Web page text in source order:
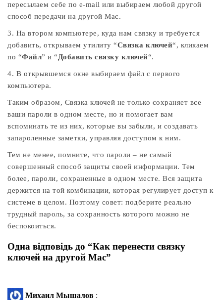
пересылаем себе по e-mail или выбираем любой другой
способ передачи на другой Mac.
3. На втором компьютере, куда нам связку и требуется
добавить, открываем утилиту “Связка ключей“, кликаем
по “Файл” и “Добавить связку ключей“.
4. В открывшемся окне выбираем файл с первого
компьютера.
Таким образом, Связка ключей не только сохраняет все
ваши пароли в одном месте, но и помогает вам
вспоминать те из них, которые вы забыли, и создавать
запароленные заметки, управляя доступом к ним.
Тем не менее, помните, что пароли – не самый
совершенный способ защиты своей информации. Тем
более, пароли, сохраненные в одном месте. Вся защита
держится на той комбинации, которая регулирует доступ к
системе в целом. Поэтому совет: подберите реально
трудный пароль, за сохранность которого можно не
беспокоиться.
Одна відповідь до “Как перенести связку
ключей на другой Mac”
Михаил Мышалов :